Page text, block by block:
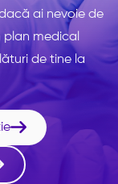
ai nevoie de
medical
de tine la
